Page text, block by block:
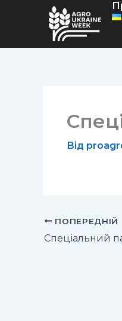
Від
ПОПЕРЕДНІЙ
Спеціальний